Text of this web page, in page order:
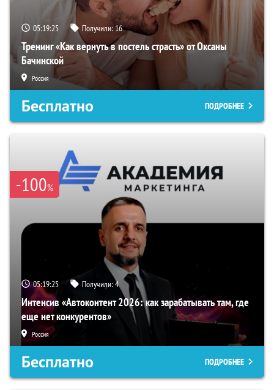
05:19:24 Получили:16
Тренинг «Как вернуть в постель страсть» от Оксаны
Бачинской
Россия
Бесплатно ПОДРОБНЕЕ
-100%
05:19:24 Получили:4
Интенсив «Автоконтент 2026: как зарабатывать там, где
еще нет конкурентов»
Россия
Бесплатно ПОДРОБНЕЕ